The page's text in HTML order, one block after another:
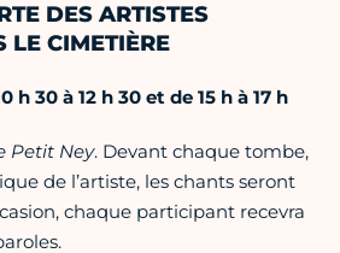
DES ARTISTES
LE CIMETIÈRE
h 30 à 12 h 30 et de 15 h à 17 h
Petit Ney. Devant chaque tombe,
de l’artiste, les chants seront
chaque participant recevra